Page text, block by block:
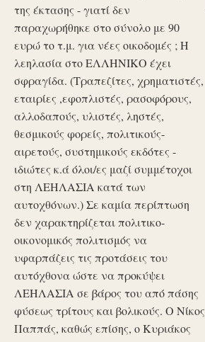
της έκτασης - γιατί δεν
παραχωρήθηκε στο σύνολο με 90
ευρώ το τ.μ. για νέες οικοδομές ; Η
λεηλασία στο ΕΛΛΗΝΙΚΟ έχει
σφραγίδα. (Τραπεζίτες, χρηματιστές,
εταιρίες ,εφοπλιστές, ρασοφόρους,
αλλοδαπούς, υλιστές, ληστές,
θεσμικούς φορείς, πολιτικούς-
αιρετούς, συστημικούς εκδότες -
ιδιώτες κ.ά όλοι/ες μαζί συμμέτοχοι
στη ΛΕΗΛΑΣΙΑ κατά των
αυτοχθόνων.) Σε καμία περίπτωση
δεν χαρακτηρίζεται πολιτικο-
οικονομικός πολιτισμός να
υφαρπάζεις τις προτάσεις του
αυτόχθονα ώστε να προκύψει
ΛΕΗΛΑΣΙΑ σε βάρος του από πάσης
φύσεως τρίτους και βολικούς. Ο Νίκος
Παππάς, καθώς επίσης, ο Κυριάκος